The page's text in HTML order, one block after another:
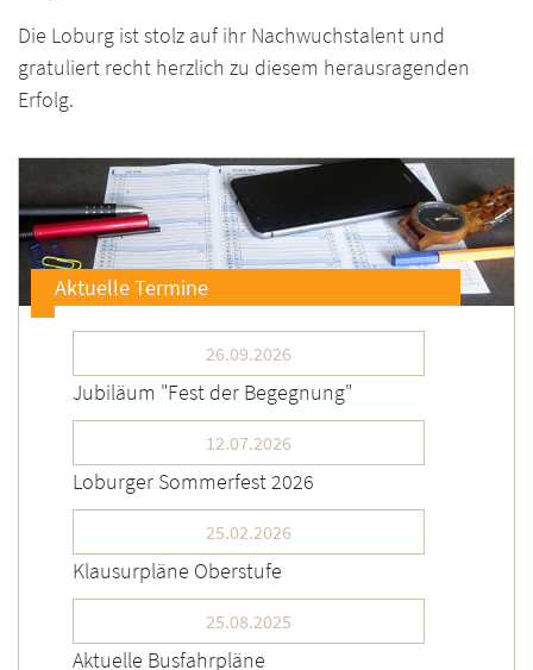
Die Loburg ist stolz auf ihr Nachwuchstalent und
gratuliert recht herzlich zu diesem herausragenden
Erfolg.
Aktuelle Termine
26.09.2026
Jubiläum "Fest der Begegnung"
12.07.2026
Loburger Sommerfest 2026
25.02.2026
Klausurpläne Oberstufe
25.08.2025
Aktuelle Busfahrpläne